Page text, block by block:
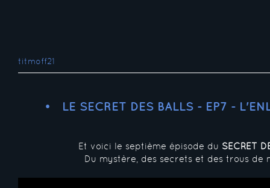
titmoff21
LE SECRET DES BALLS - EP7 -
Et voici le septième épisode du SECRET
Du mystère, des secrets et des trous de